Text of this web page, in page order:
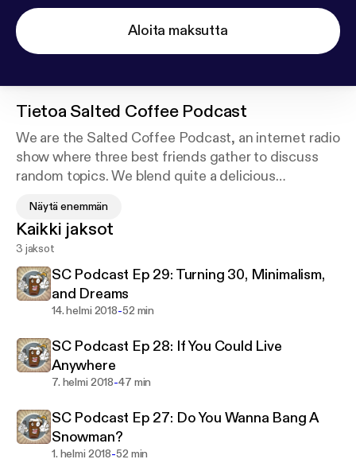
Aloita maksutta
Tietoa Salted Coffee Podcast
We are the Salted Coffee Podcast, an internet radio
show where three best friends gather to discuss
random topics. We blend quite a delicious
both witty humor and intelligent debate. Come hang
out with us for an hour or so as we talk video games,
movies, generalized nerd culture, and other
interesting nuggets of social commentary. Check
us out on Youtube, Facebook, Twitter, and
Instagram
Näytä enemmän
Kaikki jaksot
3 jaksot
SC Podcast Ep 29: Turning 30, Minimalism,
and Dreams
14. helmi 2018-52 min
SC Podcast Ep 28: If You Could Live
Anywhere
7. helmi 2018-47 min
SC Podcast Ep 27: Do You Wanna Bang A
Snowman?
1. helmi 2018-52 min